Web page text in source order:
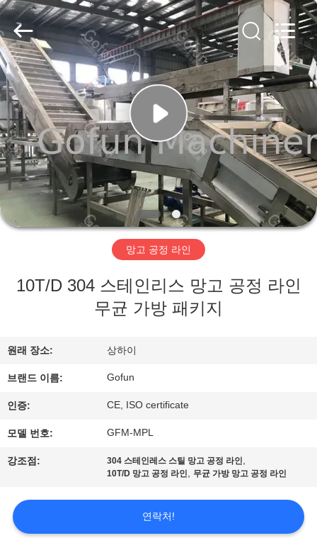
집
제
품
동
영
우
리
에
대
하
여
2019
-
2026
Shanghai
Gofun
Machinery
Co.,
Ltd..
All
Rights
Reserved.
망고 공정 라인
10T/D 304 스테인리스 망고 공정 라인
무균 가방 패키지
원래 장소: 상하이
브랜드 이름: Gofun
인증: CE, ISO certificate
모델 번호: GFM-MPL
강조점: 304 스테인레스 스틸 망고 공정 라인,
10T/D 망고 공정 라인, 무균 가방 망고 공정 라인
연락처!